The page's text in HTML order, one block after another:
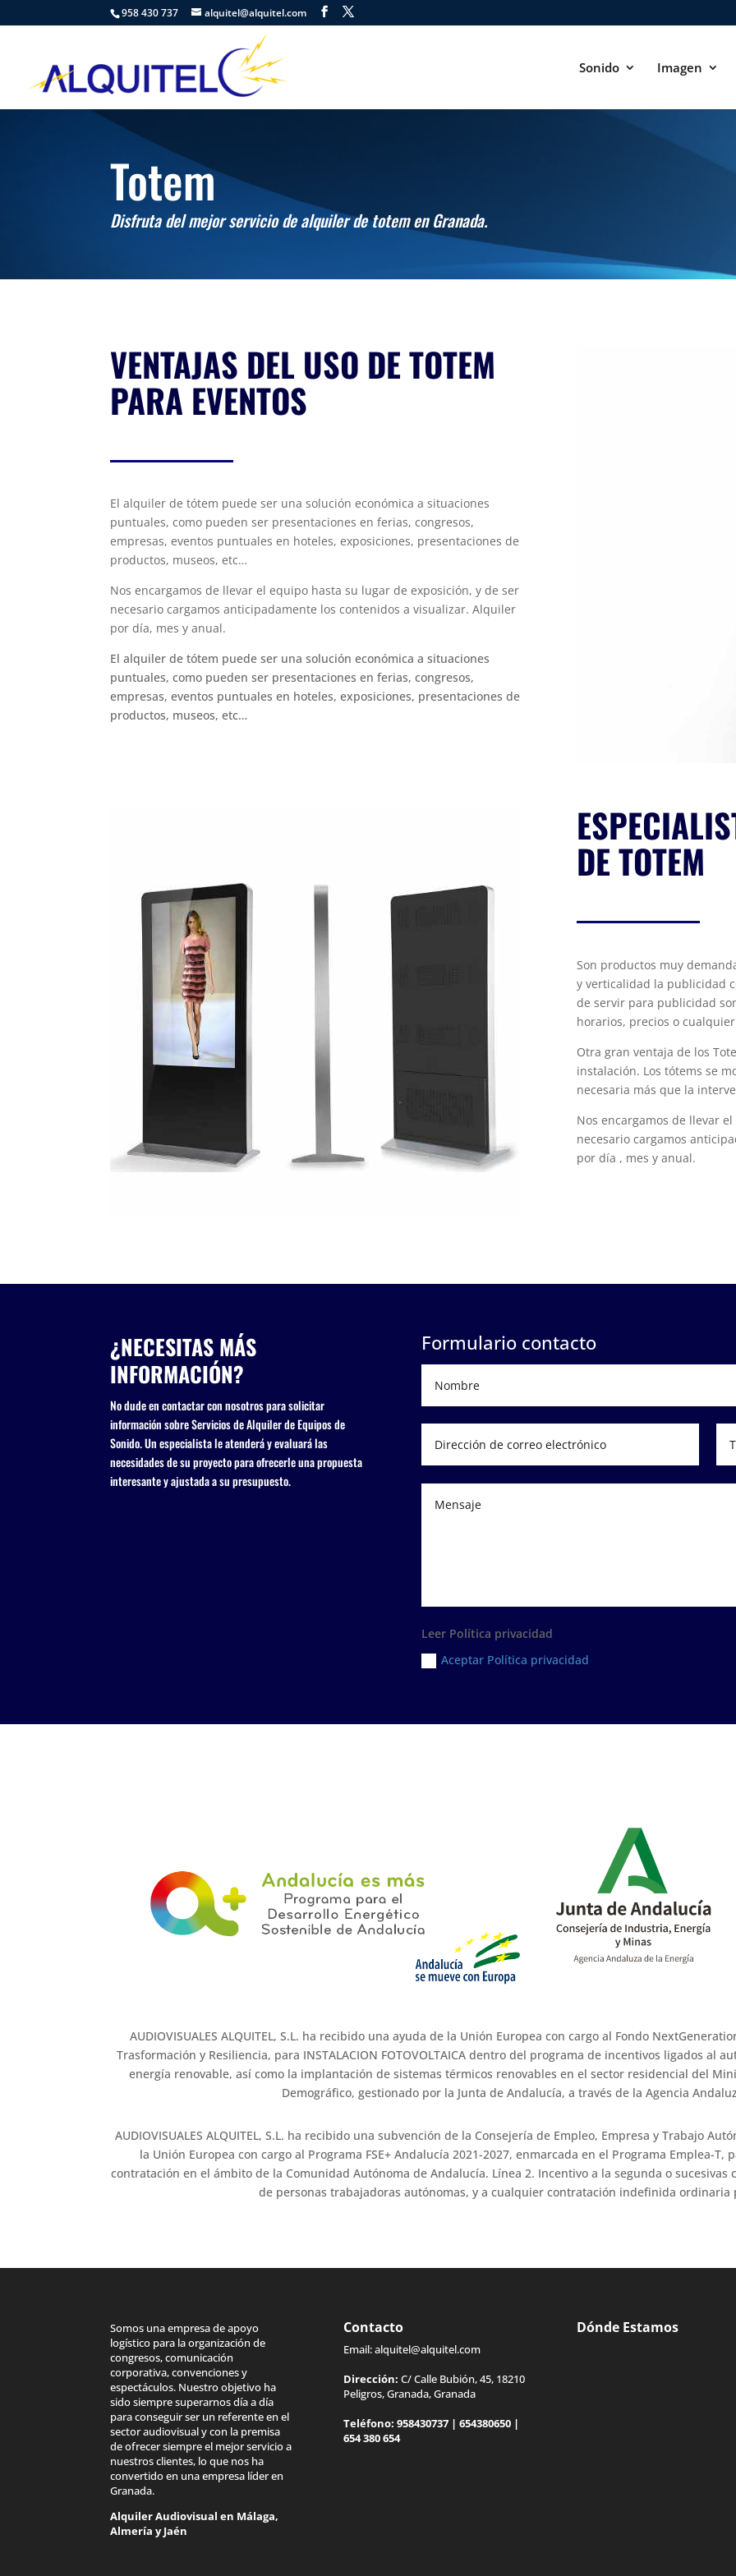
958 430 737 alquitel@alquitel.com
Sonido Imagen
Totem
Disfruta del mejor servicio de alquiler de totem en Granada.
VENTAJAS DEL USO DE TOTEM
PARA EVENTOS
El alquiler de tótem puede ser una solución económica a situaciones
puntuales, como pueden ser presentaciones en ferias, congresos,
empresas, eventos puntuales en hoteles, exposiciones, presentaciones de
productos, museos, etc…
Nos encargamos de llevar el equipo hasta su lugar de exposición, y de ser
necesario cargamos anticipadamente los contenidos a visualizar. Alquiler
por día, mes y anual.
El alquiler de tótem puede ser una solución económica a situaciones
puntuales, como pueden ser presentaciones en ferias, congresos,
empresas, eventos puntuales en hoteles, exposiciones, presentaciones de
productos, museos, etc…
DE TOTEM
Son productos muy
y verticalidad la publicidad
de servir para publicidad
horarios, precios o
Otra gran ventaja de los
instalación. Los tótems se
necesaria más que la
Nos encargamos de llevar
necesario cargamos
por día , mes y anual.
¿NECESITAS MÁS
INFORMACIÓN?
No dude en contactar con nosotros para solicitar
información sobre Servicios de Alquiler de Equipos de
Sonido. Un especialista le atenderá y evaluará las
necesidades de su proyecto para ofrecerle una propuesta
interesante y ajustada a su presupuesto.
Formulario contacto
Leer Política privacidad
Aceptar Política privacidad
AUDIOVISUALES ALQUITEL, S.L. ha recibido una ayuda de la Unión Europea con cargo al Fondo
Trasformación y Resiliencia, para INSTALACION FOTOVOLTAICA dentro del programa de incentivos ligados al
energía renovable, así como la implantación de sistemas térmicos renovables en el sector residencial del
Demográfico, gestionado por la Junta de Andalucía, a través de la Agencia
AUDIOVISUALES ALQUITEL, S.L. ha recibido una subvención de la Consejería de Empleo, Empresa y Trabajo
la Unión Europea con cargo al Programa FSE+ Andalucía 2021-2027, enmarcada en el Programa Emplea-
contratación en el ámbito de la Comunidad Autónoma de Andalucía. Línea 2. Incentivo a la segunda o
de personas trabajadoras autónomas, y a cualquier contratación indefinida ordinaria
Somos una empresa de apoyo
logístico para la organización de
congresos, comunicación
corporativa, convenciones y
espectáculos. Nuestro objetivo ha
sido siempre superarnos día a día
para conseguir ser un referente en el
sector audiovisual y con la premisa
de ofrecer siempre el mejor servicio a
nuestros clientes, lo que nos ha
convertido en una empresa líder en
Granada.
Alquiler Audiovisual en Málaga,
Almería yJaén
Contacto
Email:alquitel@alquitel.com
Dirección: C/ Calle Bubión, 45, 18210
Peligros, Granada, Granada
Teléfono: 958430737| 654380650|
654 380 654
Dónde Estamos